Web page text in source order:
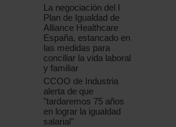
La negociación del I
Plan de Igualdad de
Alliance Healthcare
España, estancado en
las medidas para
conciliar la vida laboral
y familiar
CCOO de Industria
alerta de que
"tardaremos 75 años
en lograr la igualdad
salarial"